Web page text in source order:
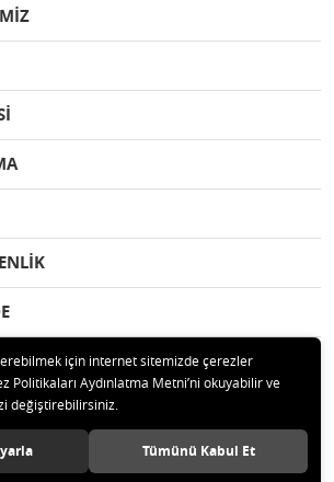
Tüm hakları saklıdır.
için internet sitemizde çerezler
Politikaları Aydınlatma Metni’ni okuyabilir ve
değiştirebilirsiniz.
Tümünü Kabul Et